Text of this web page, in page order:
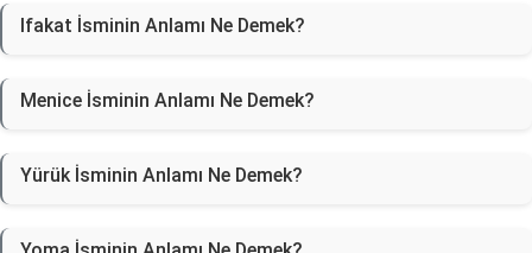
Ifakat İsminin Anlamı Ne Demek?
Menice İsminin Anlamı Ne Demek?
Yürük İsminin Anlamı Ne Demek?